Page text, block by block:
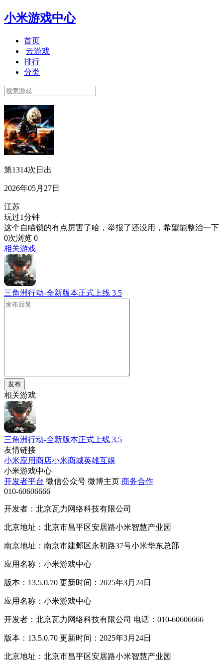
小米游戏中心
首页
云游戏
排行
分类
第1314次日出
2026年05月27日
江苏
玩过1分钟
这个自瞄锁的有点厉害了哈，举报了还没用，希望能整治一下
0次浏览 0
相关游戏
三角洲行动-全新版本正式上线 3.5
发布
相关游戏
三角洲行动-全新版本正式上线 3.5
友情链接
小米应用商店小米商城英雄互娱
小米游戏中心
开发者平台 微信公众号 微博主页 商务合作
010-60606666
开发者：北京瓦力网络科技有限公司
北京地址：北京市昌平区安居路小米智慧产业园
南京地址：南京市建邺区永初路37号小米华东总部
应用名称：小米游戏中心
版本：13.5.0.70 更新时间：2025年3月24日
应用名称：小米游戏中心
开发者：北京瓦力网络科技有限公司 电话：010-60606666
版本：13.5.0.70 更新时间：2025年3月24日
北京地址：北京市昌平区安居路小米智慧产业园